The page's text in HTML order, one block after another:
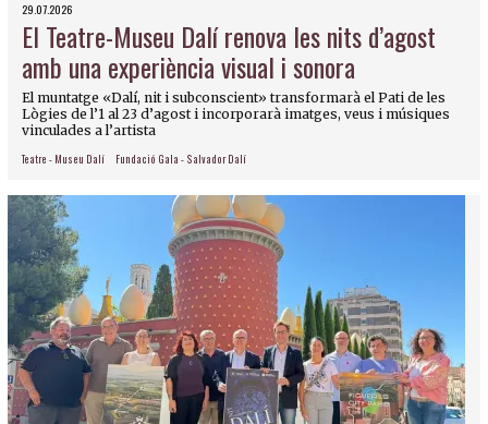
29.07.2026
El Teatre-Museu Dalí renova les nits d’agost
amb una experiència visual i sonora
El muntatge «Dalí, nit i subconscient» transformarà el Pati de les
Lògies de l’1 al 23 d’agost i incorporarà imatges, veus i músiques
vinculades a l’artista
Teatre - Museu Dalí Fundació Gala - Salvador Dalí